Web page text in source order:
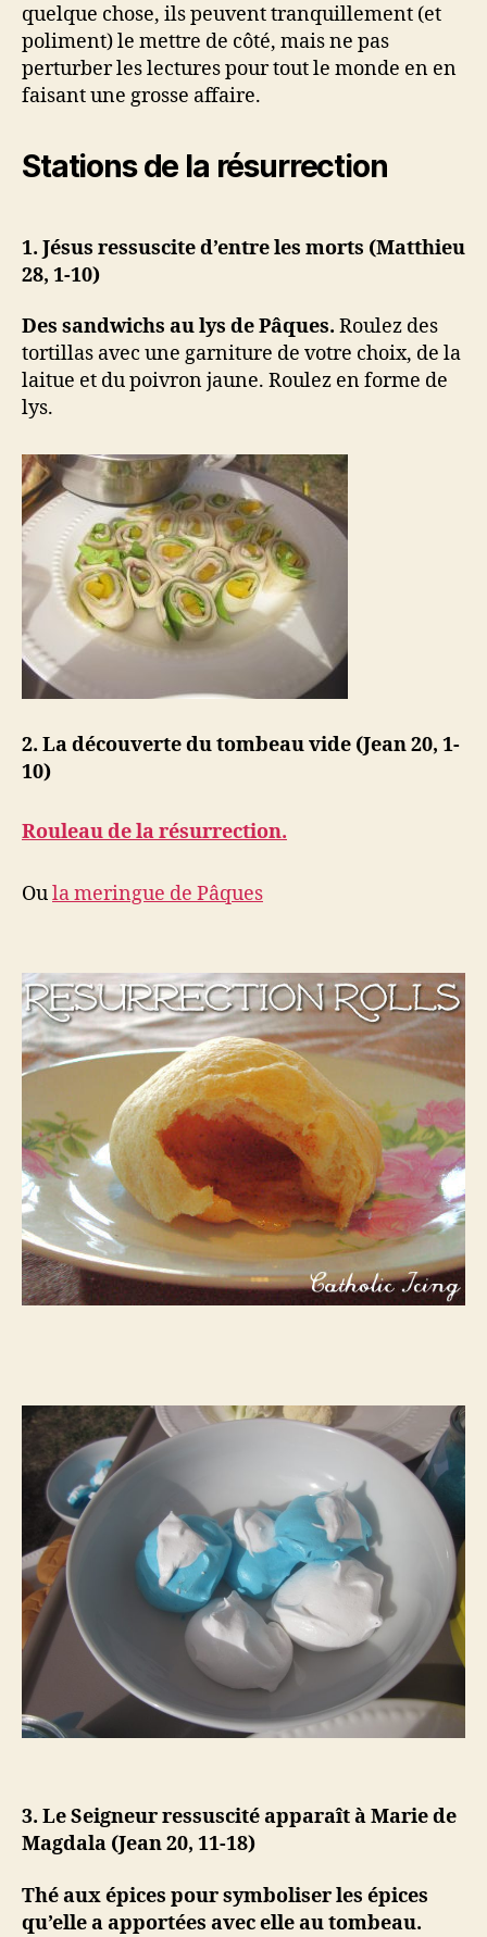
quelque chose, ils peuvent tranquillement (et
poliment) le mettre de côté, mais ne pas
perturber les lectures pour tout le monde en en
faisant une grosse affaire.
Stations de la résurrection
1. Jésus ressuscite d’entre les morts (Matthieu
28, 1-10)
Des sandwichs au lys de Pâques. Roulez des
tortillas avec une garniture de votre choix, de la
laitue et du poivron jaune. Roulez en forme de
lys.
2. La découverte du tombeau vide (Jean 20, 1-
10)
Rouleau de la résurrection.
Oula meringue de Pâques
3. Le Seigneur ressuscité apparaît à Marie de
Magdala (Jean 20, 11-18)
Thé aux épices pour symboliser les épices
qu’elle a apportées avec elle au tombeau.